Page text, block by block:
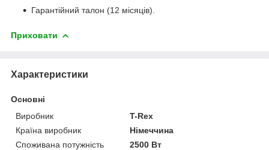
Гарантійний талон (12 місяців).
Приховати
Характеристики
Основні
Виробник
T-Rex
Країна виробник
Німеччина
Споживана потужність
2500 Вт